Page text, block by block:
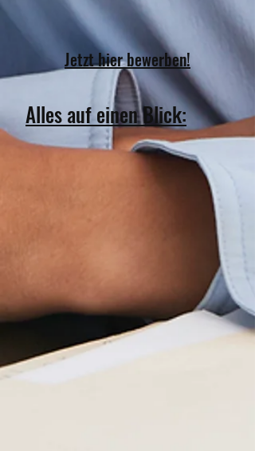
Jetzt hier bewerben!
Alles auf einen Blick: